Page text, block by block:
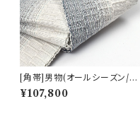
[角帯]男物(オールシーズン/仕
立て上がり)本場琉球織 老舗 丸
正織物 謹製 総ロートン織 正絹
¥107,800